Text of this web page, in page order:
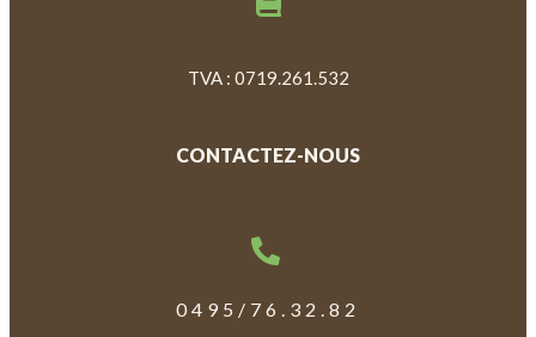
TVA : 0719.261.532
CONTACTEZ-NOUS
0495/76.32.82